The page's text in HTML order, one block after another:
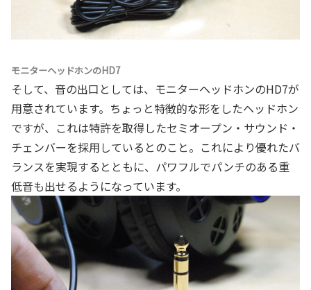
モニターヘッドホンのHD7
そして、音の出口としては、モニターヘッドホンのHD7が
用意されています。ちょっと特徴的な形をしたヘッドホン
ですが、これは特許を取得したセミオープン・サウンド・
チェンバーを採用しているとのこと。これにより優れたバ
ランスを実現するとともに、パワフルでパンチのある重
低音も出せるようになっています。